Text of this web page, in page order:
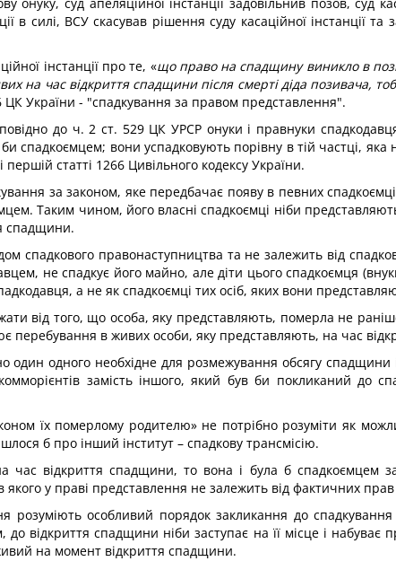
в силі, ВСУ скасував рішення суду касаційної інстанції
інстанції про те, «що право на спадщину виникло в
на час відкриття спадщини після смерті діда позивача,
ЦК України - "спадкування за правом представлення".
до ч. 2 ст. 529 ЦК УРСР онуки і правнуки
спадкоємцем; вони успадковують порівну в тій частці,
статті 1266 Цивільного кодексу України.
за законом, яке передбачає появу в певних
Таким чином, його власні спадкоємці ніби
спадщини.
спадкового правонаступництва та не залежить від
не спадкує його майно, але діти цього спадкоємця
а не як спадкоємці тих осіб, яких вони
від того, що особа, яку представляють, померла не
в живих особи, яку представляють, на час
один одного необхідне для розмежування обсягу
замість іншого, який був би покликаний до
їх померлому родителю» не потрібно розуміти як
б про інший інститут – спадкову трансмісію.
відкриття спадщини, то вона і була б спадкоємцем
у праві представлення не залежить від фактичних
розуміють особливий порядок закликання до
відкриття спадщини ніби заступає на її місце і набуває
на момент відкриття спадщини.